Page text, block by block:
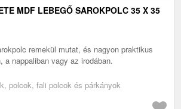
MDF LEBEGŐ SAROKPOLC 35 X 35
remekül mutat, és nagyon praktikus
a nappaliban vagy az irodában.
polcok, fali polcok és párkányok